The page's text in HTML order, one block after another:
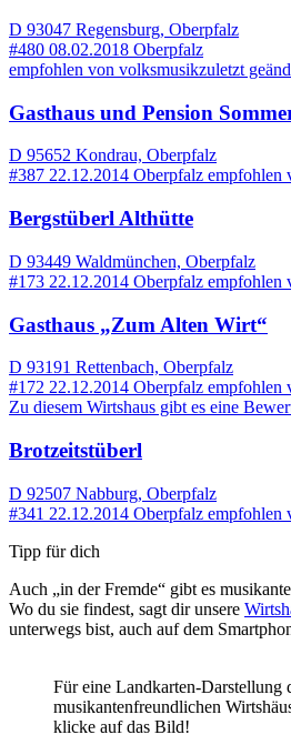
D 93047 Regensburg, Oberpfalz
#480 08.02.2018 Oberpfalz
empfohlen von volksmusikzuletzt
Gasthaus und Pension
D 95652 Kondrau, Oberpfalz
#387 22.12.2014 Oberpfalz empfohlen
Bergstüberl Althütte
D 93449 Waldmünchen, Oberpfalz
#173 22.12.2014 Oberpfalz empfohlen
Gasthaus „Zum Alten Wirt“
D 93191 Rettenbach, Oberpfalz
#172 22.12.2014 Oberpfalz empfohlen
Zu diesem Wirtshaus gibt es eine
Brotzeitstüberl
D 92507 Nabburg, Oberpfalz
#341 22.12.2014 Oberpfalz empfohlen
Tipp für dich
Auch „in der Fremde“ gibt es
Wo du sie findest, sagt dir unsere
unterwegs bist, auch auf dem
Für eine Landkarten-Darstellung
musikantenfreundlichen
klicke auf das Bild!